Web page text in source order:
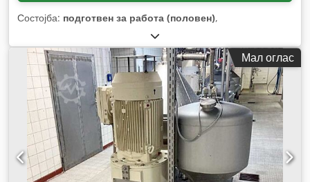
Состојба: подготвен за работа (половен),
Мал оглас